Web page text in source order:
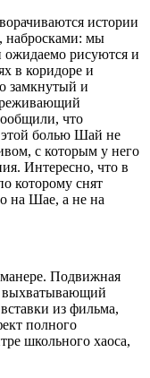
истории
набросками: мы
ожидаемо рисуются и
в коридоре и
замкнутый и
что
этой болью Шай не
с которым у него
Интересно, что в
которому снят
на Шае, а не на
Подвижная
выхватывающий
из фильма,
полного
школьного хаоса,